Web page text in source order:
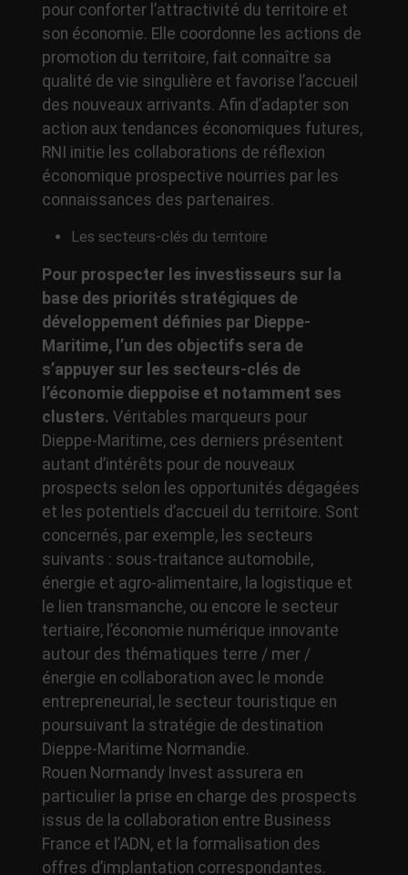
pour conforter l’attractivité du territoire et
son économie. Elle coordonne les actions de
promotion du territoire, fait connaître sa
qualité de vie singulière et favorise l’accueil
des nouveaux arrivants. Afin d’adapter son
action aux tendances économiques futures,
RNI initie les collaborations de réflexion
économique prospective nourries par les
connaissances des partenaires.
Les secteurs-clés du territoire
Pour prospecter les investisseurs sur la
base des priorités stratégiques de
développement définies par Dieppe-
Maritime, l’un des objectifs sera de
s’appuyer sur les secteurs-clés de
l’économie dieppoise et notamment ses
clusters. Véritables marqueurs pour
Dieppe-Maritime, ces derniers présentent
autant d’intérêts pour de nouveaux
prospects selon les opportunités dégagées
et les potentiels d’accueil du territoire. Sont
concernés, par exemple, les secteurs
suivants : sous-traitance automobile,
énergie et agro-alimentaire, la logistique et
le lien transmanche, ou encore le secteur
tertiaire, l’économie numérique innovante
autour des thématiques terre / mer /
énergie en collaboration avec le monde
entrepreneurial, le secteur touristique en
poursuivant la stratégie de destination
Dieppe-Maritime Normandie.
Rouen Normandy Invest assurera en
particulier la prise en charge des prospects
issus de la collaboration entre Business
France et l’ADN, et la formalisation des
offres d’implantation correspondantes.